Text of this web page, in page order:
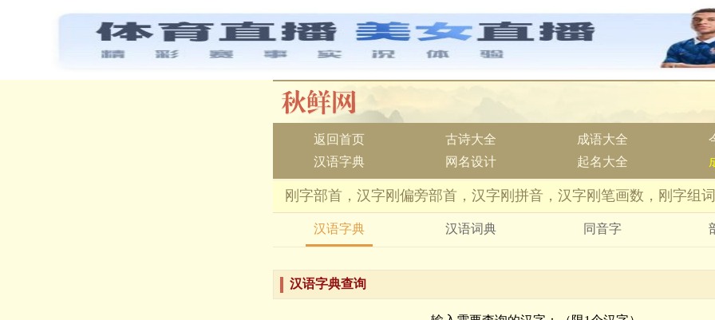
返回首页 古诗大全 成语大全
汉语字典
网名设计 起名大全
刚字部首，汉字刚偏旁部首，汉字刚拼音，汉字刚笔画数，刚字组
汉语字典 汉语词典 同音字
汉语字典查询